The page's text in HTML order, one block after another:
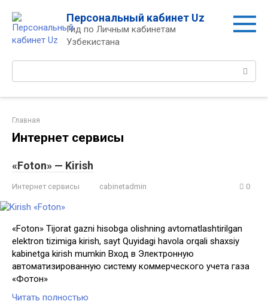
контенту
Персональный кабинет Uz
Гид по Личным кабинетам
Узбекистана
Главная
Интернет сервисы
«Foton» — Kirish
Интернет сервисы cabinetadmin 0
«Foton» Tijorat gazni hisobga olishning avtomatlashtirilgan
elektron tizimiga kirish, sayt Quyidagi havola orqali shaxsiy
kabinetga kirish mumkin Вход в Электронную
автоматизированную систему коммерческого учета газа
«Фотон»
Читать полностью